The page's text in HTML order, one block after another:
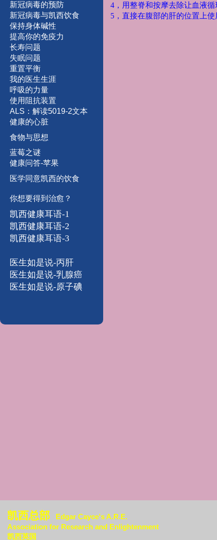
新冠病毒的预防
新冠病毒与凯西饮食
保持身体碱性
提高你的免疫力
长寿问题
失眠问题
重置平衡
我的医生生涯
呼吸的力量
使用 阻抗装置
A LS ： 解读5019-2文本
健康的心脏
食物与思想
蓝莓之谜
健康问答-苹果
医学同意凯西的饮食
你想要得到治愈？
凯西健康耳语-1
凯西健康耳语-2
凯西健康耳语-3
医生如是说-丙肝
医生如是说-乳腺癌
医生如是说-原子碘
4，用整脊和按摩去除让血液
5，直接在腹部的肝的位置上
凯西总部
Edgar Cayce's A.R.E.
Association for Research and Enlightenment
凯西英国